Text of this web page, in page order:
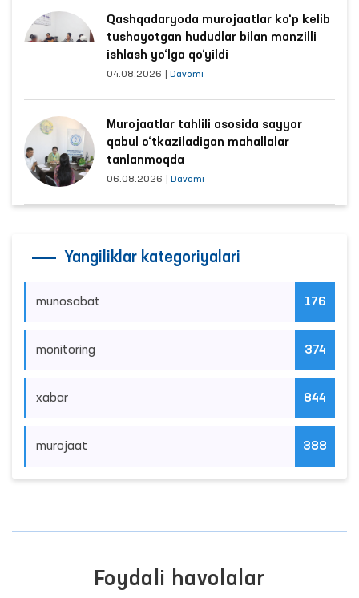
Qashqadaryoda murojaatlar ko‘p kelib
tushayotgan hududlar bilan manzilli
ishlash yo‘lga qo‘yildi
04.08.2026 Davomi
Murojaatlar tahlili asosida sayyor
qabul o‘tkaziladigan mahallalar
tanlanmoqda
06.08.2026 Davomi
Yangiliklar kategoriyalari
munosabat 176
monitoring 374
xabar 844
murojaat 388
Foydali havolalar